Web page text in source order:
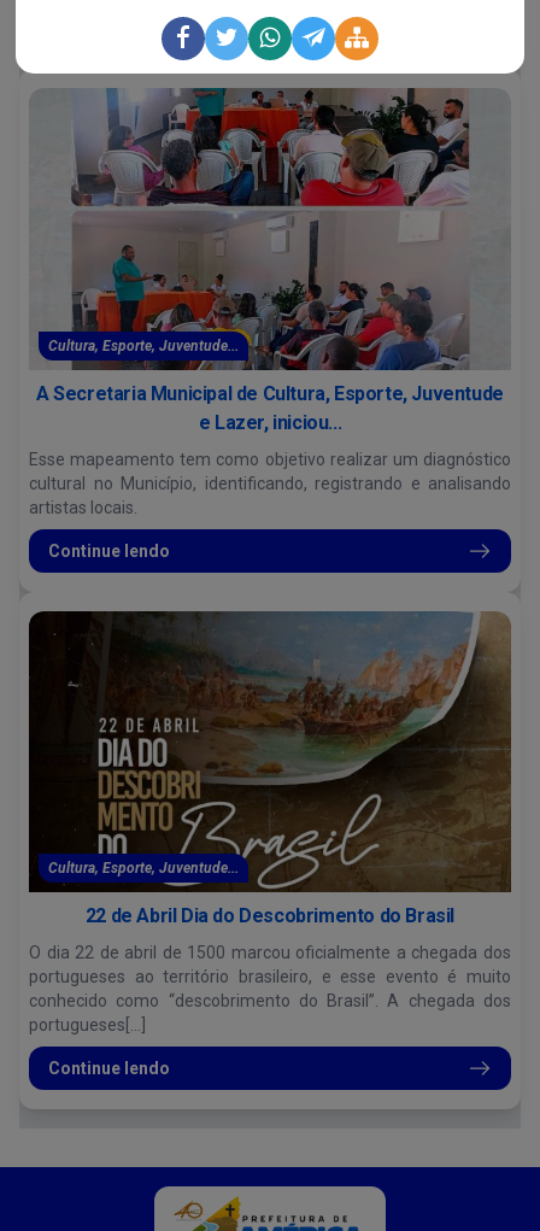
Continue lendo
Cultura, Esporte, Juventude...
A Secretaria Municipal de Cultura, Esporte, Juventude
e Lazer, iniciou...
Esse mapeamento tem como objetivo realizar um diagnóstico
cultural no Município, identificando, registrando e analisando
artistas locais.
Continue lendo
Cultura, Esporte, Juventude...
22 de Abril Dia do Descobrimento do Brasil
O dia 22 de abril de 1500 marcou oficialmente a chegada dos
portugueses ao território brasileiro, e esse evento é muito
conhecido como “descobrimento do Brasil”. A chegada dos
portugueses[...]
Continue lendo